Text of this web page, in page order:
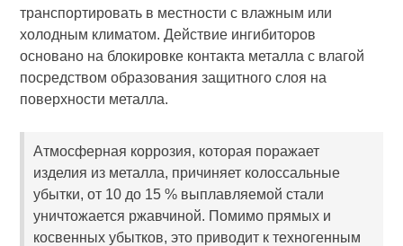
транспортировать в местности с влажным или
холодным климатом. Действие ингибиторов
основано на блокировке контакта металла с влагой
посредством образования защитного слоя на
поверхности металла.
Атмосферная коррозия, которая поражает
изделия из металла, причиняет колоссальные
убытки, от 10 до 15 % выплавляемой стали
уничтожается ржавчиной. Помимо прямых и
косвенных убытков, это приводит к техногенным